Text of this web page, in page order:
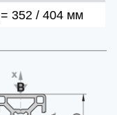
= 352 / 404 мм